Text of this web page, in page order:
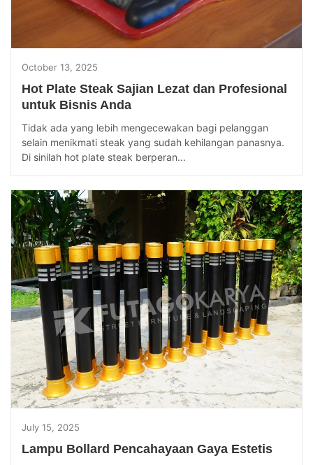
October 13, 2025
Hot Plate Steak Sajian Lezat dan Profesional
untuk Bisnis Anda
Tidak ada yang lebih mengecewakan bagi pelanggan
selain menikmati steak yang sudah kehilangan panasnya.
Di sinilah hot plate steak berperan...
July 15, 2025
Lampu Bollard Pencahayaan Gaya Estetis